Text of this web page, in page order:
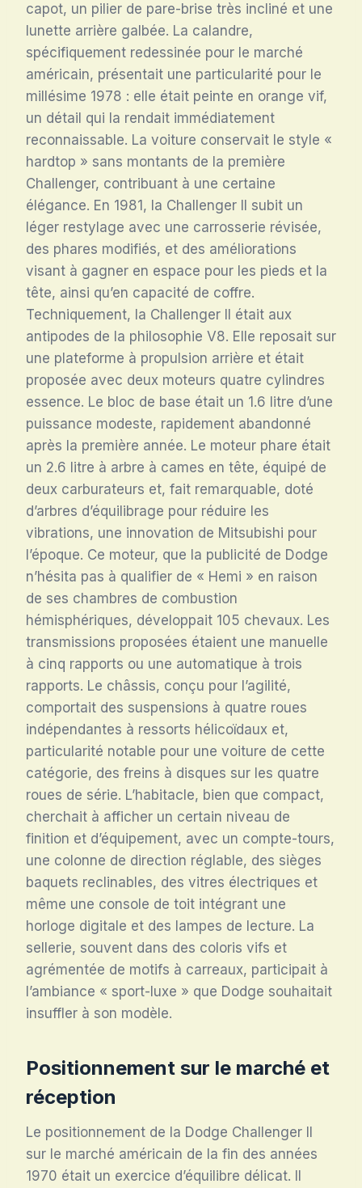
capot, un pilier de pare-brise très incliné et une
lunette arrière galbée. La calandre,
spécifiquement redessinée pour le marché
américain, présentait une particularité pour le
millésime 1978 : elle était peinte en orange vif,
un détail qui la rendait immédiatement
reconnaissable. La voiture conservait le style «
hardtop » sans montants de la première
Challenger, contribuant à une certaine
élégance. En 1981, la Challenger II subit un
léger restylage avec une carrosserie révisée,
des phares modifiés, et des améliorations
visant à gagner en espace pour les pieds et la
tête, ainsi qu’en capacité de coffre.
Techniquement, la Challenger II était aux
antipodes de la philosophie V8. Elle reposait sur
une plateforme à propulsion arrière et était
proposée avec deux moteurs quatre cylindres
essence. Le bloc de base était un 1.6 litre d’une
puissance modeste, rapidement abandonné
après la première année. Le moteur phare était
un 2.6 litre à arbre à cames en tête, équipé de
deux carburateurs et, fait remarquable, doté
d’arbres d’équilibrage pour réduire les
vibrations, une innovation de Mitsubishi pour
l’époque. Ce moteur, que la publicité de Dodge
n’hésita pas à qualifier de « Hemi » en raison
de ses chambres de combustion
hémisphériques, développait 105 chevaux. Les
transmissions proposées étaient une manuelle
à cinq rapports ou une automatique à trois
rapports. Le châssis, conçu pour l’agilité,
comportait des suspensions à quatre roues
indépendantes à ressorts hélicoïdaux et,
particularité notable pour une voiture de cette
catégorie, des freins à disques sur les quatre
roues de série. L’habitacle, bien que compact,
cherchait à afficher un certain niveau de
finition et d’équipement, avec un compte-tours,
une colonne de direction réglable, des sièges
baquets reclinables, des vitres électriques et
même une console de toit intégrant une
horloge digitale et des lampes de lecture. La
sellerie, souvent dans des coloris vifs et
agrémentée de motifs à carreaux, participait à
l’ambiance « sport-luxe » que Dodge souhaitait
insuffler à son modèle.
Positionnement sur le marché et
réception
Le positionnement de la Dodge Challenger II
sur le marché américain de la fin des années
1970 était un exercice d’équilibre délicat. Il